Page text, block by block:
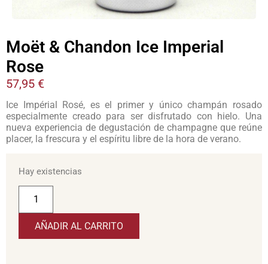
Moët & Chandon Ice Imperial
Rose
57,95 €
Ice Impérial Rosé, es el primer y único champán rosado
especialmente creado para ser disfrutado con hielo. Una
nueva experiencia de degustación de champagne que reúne
placer, la frescura y el espíritu libre de la hora de verano.
Hay existencias
AÑADIR AL CARRITO